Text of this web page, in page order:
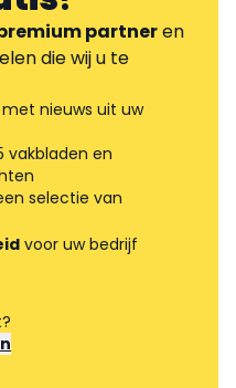
partneren
die wij u te
met nieuws uit uw
vakbladen en
selectie van
voor uw bedrijf